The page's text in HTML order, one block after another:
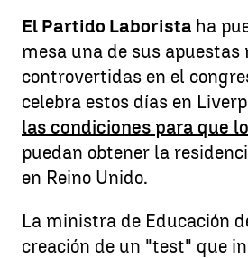
El Partido Laborista ha
mesa una de sus apuestas
controvertidas en el
celebra estos días en
las condiciones para que
puedan obtener la
en Reino Unido.
La ministra de Educación
creación de un "test" que